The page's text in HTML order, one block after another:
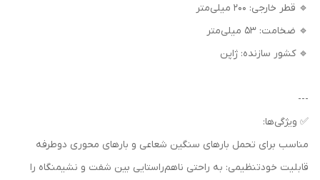
🔹 قطر خارجی: 200 میلی‌متر
🔹 ضخامت: 53 میلی‌متر
🔹 کشور سازنده: ژاپن
---
✅ ویژگی‌ها:
مناسب برای تحمل بارهای سنگین شعاعی و بارهای محوری دوطرفه
قابلیت خودتنظیمی: به راحتی ناهم‌راستایی بین شفت و نشیمنگاه را